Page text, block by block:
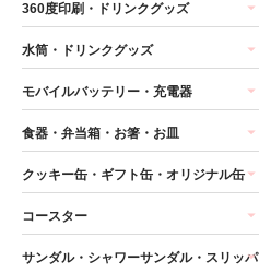
360度印刷・ドリンクグッズ
水筒・ドリンクグッズ
モバイルバッテリー・充電器
食器・弁当箱・お箸・お皿
クッキー缶・ギフト缶・オリジナル缶
コースター
サンダル・シャワーサンダル・スリッパ